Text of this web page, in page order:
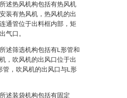
述热风机构包括有热风机
装有热风机，热风机的出
通管位于出料框内部，矩
气口。
述筛选机构包括有L形管和
，吹风机的出风口位于出
管，吹风机的出风口与L形
述装袋机构包括有固定